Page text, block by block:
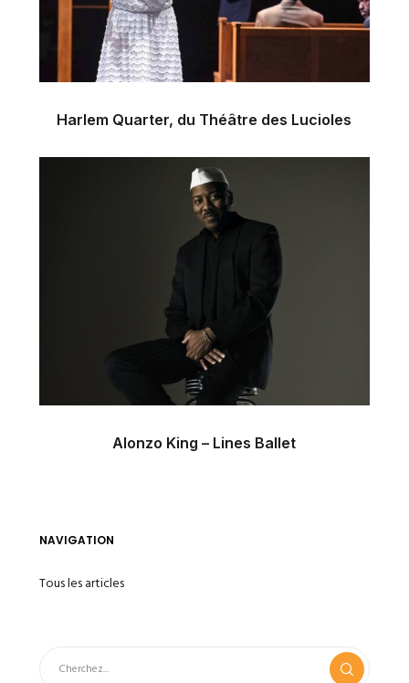
Harlem Quarter, du Théâtre des Lucioles
Alonzo King – Lines Ballet
NAVIGATION
Tous les articles